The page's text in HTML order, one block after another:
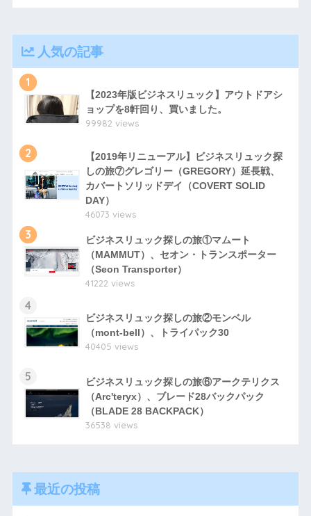
人気の記事
1
【2023年版ビジネスリュック】アウトドアシ
ョップを8軒回り、買いました。
99982 views
2
【2019年リニューアル】ビジネスリュック探
しの旅⑦グレゴリー（GREGORY）延長戦、
カバートソリッドデイ（COVERT SOLID
DAY）
46073 views
3
ビジネスリュック探しの旅①マムート
（MAMMUT）、セオン・トランスポーター
（Seon Transporter）
41222 views
4
ビジネスリュック探しの旅②モンベル
（mont-bell）、トライパック30
40405 views
5
ビジネスリュック探しの旅⑥アークテリクス
（Arc'teryx）、ブレード28バックパック
（BLADE 28 BACKPACK）
36538 views
最近の投稿